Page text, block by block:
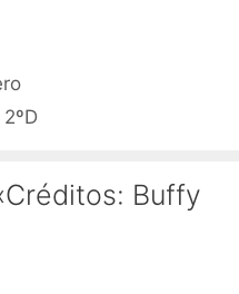
Buffy